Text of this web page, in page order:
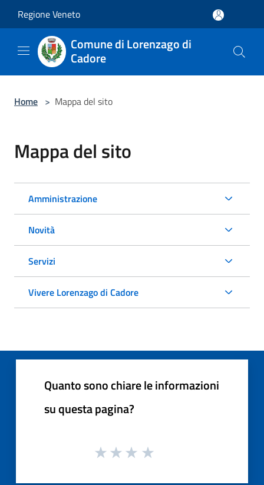
Regione Veneto
Comune di Lorenzago di
Cadore
Home > Mappa del sito
Mappa del sito
Amministrazione
Novità
Servizi
Vivere Lorenzago di Cadore
Quanto sono chiare le informazioni
su questa pagina?